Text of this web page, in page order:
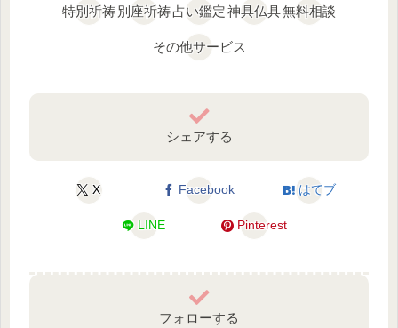
特別祈祷別座祈祷占い鑑定神具仏具無料相談
その他サービス
シェアする
X Facebook はてブ
LINE Pinterest
フォローする